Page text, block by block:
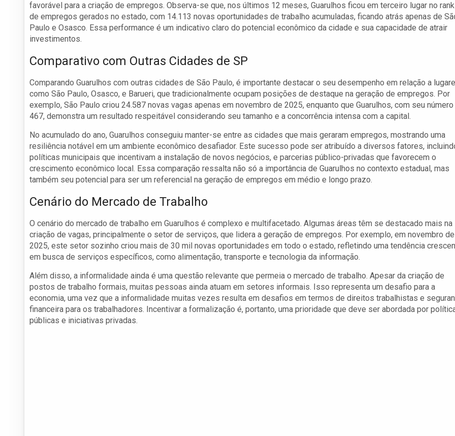
favorável para a criação de empregos. Observa-se que, nos últimos 12 meses, Guarulhos ficou em terceiro lugar no
de empregos gerados no estado, com 14.113 novas oportunidades de trabalho acumuladas, ficando atrás apenas de
Paulo e Osasco. Essa performance é um indicativo claro do potencial econômico da cidade e sua capacidade de atrair
investimentos.
Comparativo com Outras Cidades de SP
Comparando Guarulhos com outras cidades de São Paulo, é importante destacar o seu desempenho em relação a
como São Paulo, Osasco, e Barueri, que tradicionalmente ocupam posições de destaque na geração de empregos. Por
exemplo, São Paulo criou 24.587 novas vagas apenas em novembro de 2025, enquanto que Guarulhos, com seu
467, demonstra um resultado respeitável considerando seu tamanho e a concorrência intensa com a capital.
No acumulado do ano, Guarulhos conseguiu manter-se entre as cidades que mais geraram empregos, mostrando uma
resiliência notável em um ambiente econômico desafiador. Este sucesso pode ser atribuído a diversos fatores,
políticas municipais que incentivam a instalação de novos negócios, e parcerias público-privadas que favorecem o
crescimento econômico local. Essa comparação ressalta não só a importância de Guarulhos no contexto estadual, mas
também seu potencial para ser um referencial na geração de empregos em médio e longo prazo.
Cenário do Mercado de Trabalho
O cenário do mercado de trabalho em Guarulhos é complexo e multifacetado. Algumas áreas têm se destacado mais na
criação de vagas, principalmente o setor de serviços, que lidera a geração de empregos. Por exemplo, em novembro de
2025, este setor sozinho criou mais de 30 mil novas oportunidades em todo o estado, refletindo uma tendência
em busca de serviços específicos, como alimentação, transporte e tecnologia da informação.
Além disso, a informalidade ainda é uma questão relevante que permeia o mercado de trabalho. Apesar da criação de
postos de trabalho formais, muitas pessoas ainda atuam em setores informais. Isso representa um desafio para a
economia, uma vez que a informalidade muitas vezes resulta em desafios em termos de direitos trabalhistas e
financeira para os trabalhadores. Incentivar a formalização é, portanto, uma prioridade que deve ser abordada por
públicas e iniciativas privadas.